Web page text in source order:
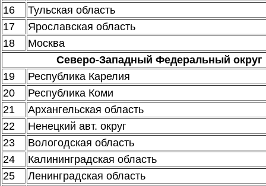
16
Тульская область
17
Ярославская область
18
Москва
Северо-Западный Федеральный округ
19
Республика Карелия
20
Республика Коми
21
Архангельская область
22
Ненецкий авт. округ
23
Вологодская область
24
Калининградская область
25
Ленинградская область